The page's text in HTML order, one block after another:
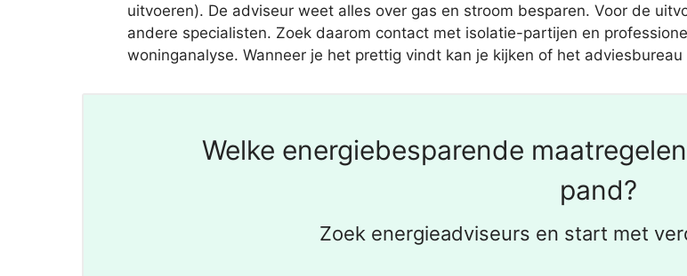
uitvoeren). De adviseur weet alles over gas en stroom besparen. Voor de
andere specialisten. Zoek daarom contact met isolatie-partijen en
woninganalyse. Wanneer je het prettig vindt kan je kijken of het
Welke energiebesparende
pand?
Zoek energieadviseurs en start met